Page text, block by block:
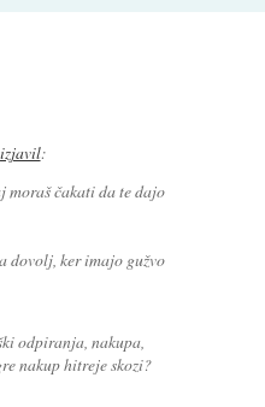
izjavil:
moraš čakati da te dajo
dovolj, ker imajo gužvo
odpiranja, nakupa,
nakup hitreje skozi?